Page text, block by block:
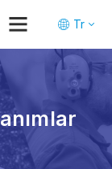
Tr
En
De